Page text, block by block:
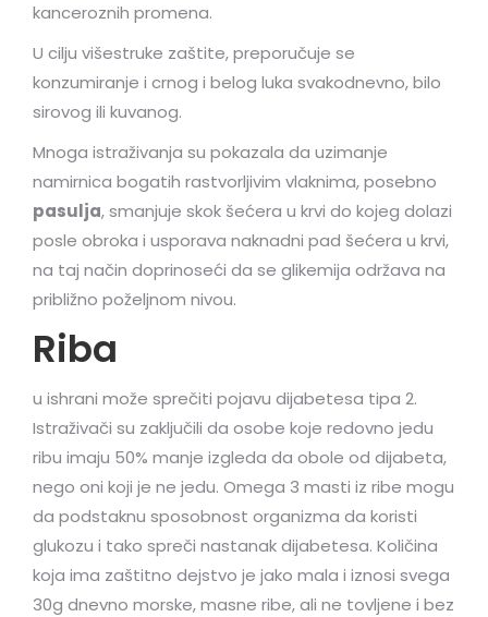
kanceroznih promena.
U cilju višestruke zaštite, preporučuje se
konzumiranje i crnog i belog luka svakodnevno, bilo
sirovog ili kuvanog.
Mnoga istraživanja su pokazala da uzimanje
namirnica bogatih rastvorljivim vlaknima, posebno
pasulja, smanjuje skok šećera u krvi do kojeg dolazi
posle obroka i usporava naknadni pad šećera u krvi,
na taj način doprinoseći da se glikemija održava na
približno poželjnom nivou.
Riba
u ishrani može sprečiti pojavu dijabetesa tipa 2.
Istraživači su zaključili da osobe koje redovno jedu
ribu imaju 50% manje izgleda da obole od dijabeta,
nego oni koji je ne jedu. Omega 3 masti iz ribe mogu
da podstaknu sposobnost organizma da koristi
glukozu i tako spreči nastanak dijabetesa. Količina
koja ima zaštitno dejstvo je jako mala i iznosi svega
30g dnevno morske, masne ribe, ali ne tovljene i bez